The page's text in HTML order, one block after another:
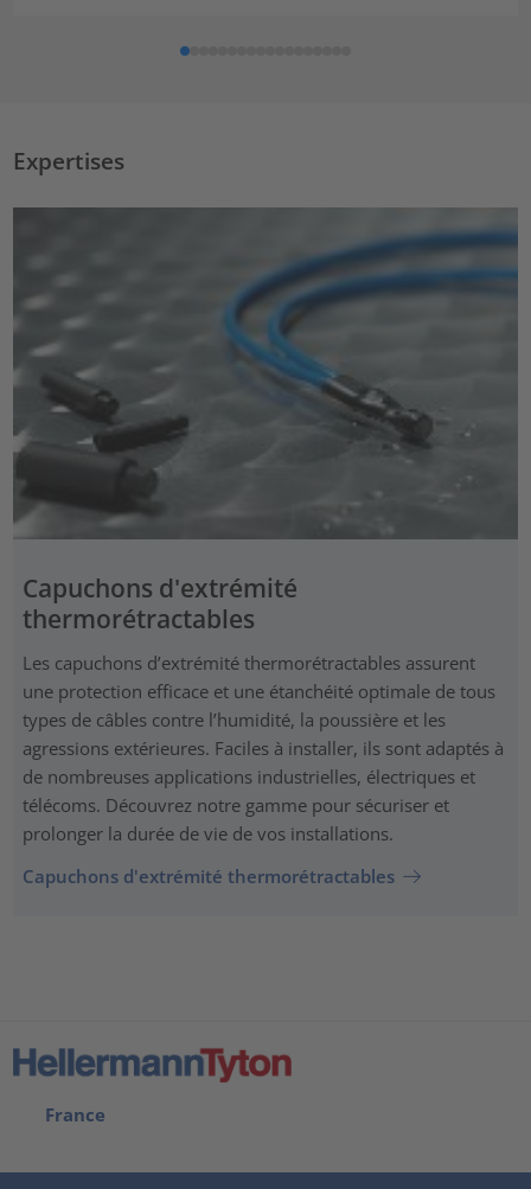
Expertises
Capuchons d'extrémité
thermorétractables
Les capuchons d’extrémité thermorétractables assurent
une protection efficace et une étanchéité optimale de tous
types de câbles contre l’humidité, la poussière et les
agressions extérieures. Faciles à installer, ils sont adaptés à
de nombreuses applications industrielles, électriques et
télécoms. Découvrez notre gamme pour sécuriser et
prolonger la durée de vie de vos installations.
Capuchons d'extrémité thermorétractables
France